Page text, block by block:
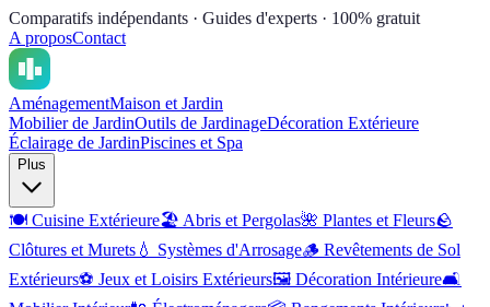
Comparatifs indépendants · Guides d'experts · 100% gratuit
A proposContact
AménagementMaison et Jardin
Mobilier de JardinOutils de JardinageDécoration Extérieure
Éclairage de JardinPiscines et Spa
Plus
🍽️ Cuisine Extérieure🏖️ Abris et Pergolas🌺 Plantes et Fleurs🪨
Clôtures et Murets 💧 Systèmes d'Arrosage🪵 Revêtements de Sol
Extérieurs⚽ Jeux et Loisirs Extérieurs🖼️ Décoration Intérieure🛋️